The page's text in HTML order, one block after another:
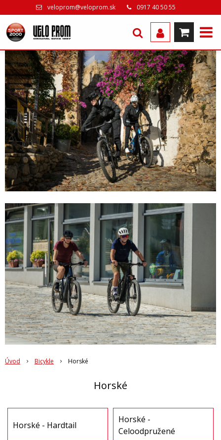
veloprom@veloprom.sk 0917 40 50 55
Úvod Bicykle Horské
Horské
Horské - Hardtail
Horské -
Celoodpružené